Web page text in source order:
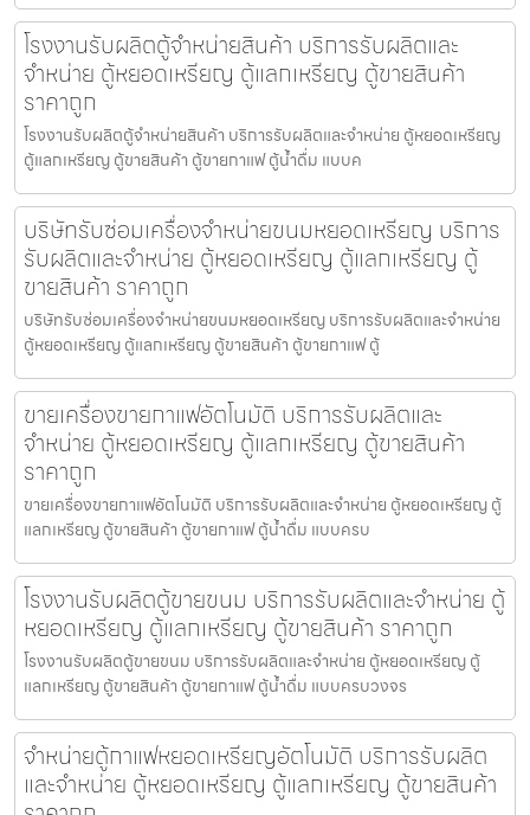
โรงงานรับผลิตตู้จำหน่ายสินค้า บริการรับผลิตและ
จำหน่าย ตู้หยอดเหรียญ ตู้แลกเหรียญ ตู้ขายสินค้า
ราคาถูก
โรงงานรับผลิตตู้จำหน่ายสินค้า บริการรับผลิตและจำหน่าย ตู้หยอดเหรียญ
ตู้แลกเหรียญ ตู้ขายสินค้า ตู้ขายกาแฟ ตู้น้ำดื่ม แบบค
บริษัทรับซ่อมเครื่องจำหน่ายขนมหยอดเหรียญ​ บริการ
รับผลิตและจำหน่าย ตู้หยอดเหรียญ ตู้แลกเหรียญ ตู้
ขายสินค้า ราคาถูก
บริษัทรับซ่อมเครื่องจำหน่ายขนมหยอดเหรียญ​ บริการรับผลิตและจำหน่าย
ตู้หยอดเหรียญ ตู้แลกเหรียญ ตู้ขายสินค้า ตู้ขายกาแฟ ตู้
ขายเครื่องขายกาแฟ​อัตโนมัติ บริการรับผลิตและ
จำหน่าย ตู้หยอดเหรียญ ตู้แลกเหรียญ ตู้ขายสินค้า
ราคาถูก
ขายเครื่องขายกาแฟ​อัตโนมัติ บริการรับผลิตและจำหน่าย ตู้หยอดเหรียญ ตู้
แลกเหรียญ ตู้ขายสินค้า ตู้ขายกาแฟ ตู้น้ำดื่ม แบบครบ
โรงงานรับผลิตตู้ขายขนม บริการรับผลิตและจำหน่าย ตู้
หยอดเหรียญ ตู้แลกเหรียญ ตู้ขายสินค้า ราคาถูก
โรงงานรับผลิตตู้ขายขนม บริการรับผลิตและจำหน่าย ตู้หยอดเหรียญ ตู้
แลกเหรียญ ตู้ขายสินค้า ตู้ขายกาแฟ ตู้น้ำดื่ม แบบครบวงจร
จำหน่ายตู้กาแฟหยอดเหรียญ​อัตโนมัติ บริการรับผลิต
และจำหน่าย ตู้หยอดเหรียญ ตู้แลกเหรียญ ตู้ขายสินค้า